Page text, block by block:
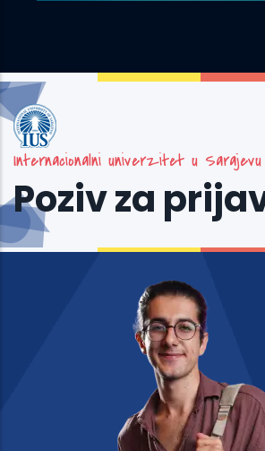
Internacionalni univerzitet u Sarajevu
Poziv za